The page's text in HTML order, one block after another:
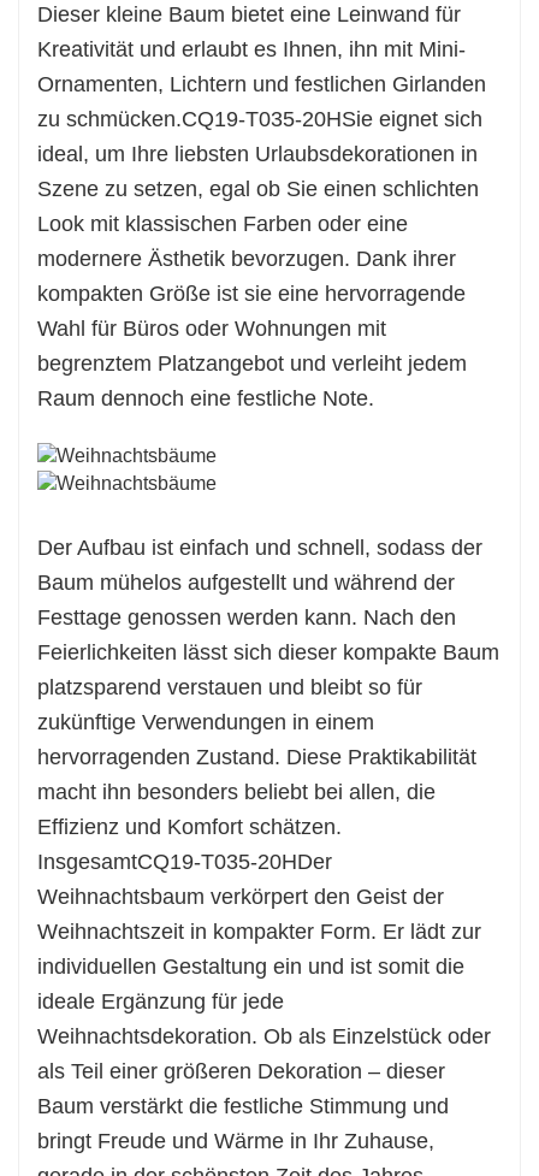
geringen Größe schaffen die üppigen, grünen
Zweige des Baumes eine angenehme
Weihnachtsatmosphäre und machen ihn somit
zur perfekten Wahl für alle, die festliche
Stimmung verbreiten möchten, ohne viel Platz
einzunehmen.
Dieser kleine Baum bietet eine Leinwand für
Kreativität und erlaubt es Ihnen, ihn mit Mini-
Ornamenten, Lichtern und festlichen Girlanden
zu schmücken.CQ19-T035-20HSie eignet sich
ideal, um Ihre liebsten Urlaubsdekorationen in
Szene zu setzen, egal ob Sie einen schlichten
Look mit klassischen Farben oder eine
modernere Ästhetik bevorzugen. Dank ihrer
kompakten Größe ist sie eine hervorragende
Wahl für Büros oder Wohnungen mit
begrenztem Platzangebot und verleiht jedem
Raum dennoch eine festliche Note.
Der Aufbau ist einfach und schnell, sodass der
Baum mühelos aufgestellt und während der
Festtage genossen werden kann. Nach den
Feierlichkeiten lässt sich dieser kompakte Baum
platzsparend verstauen und bleibt so für
zukünftige Verwendungen in einem
hervorragenden Zustand. Diese Praktikabilität
macht ihn besonders beliebt bei allen, die
Effizienz und Komfort schätzen.
InsgesamtCQ19-T035-20HDer
Weihnachtsbaum verkörpert den Geist der
Weihnachtszeit in kompakter Form. Er lädt zur
individuellen Gestaltung ein und ist somit die
ideale Ergänzung für jede
Weihnachtsdekoration. Ob als Einzelstück oder
als Teil einer größeren Dekoration – dieser
Baum verstärkt die festliche Stimmung und
bringt Freude und Wärme in Ihr Zuhause,